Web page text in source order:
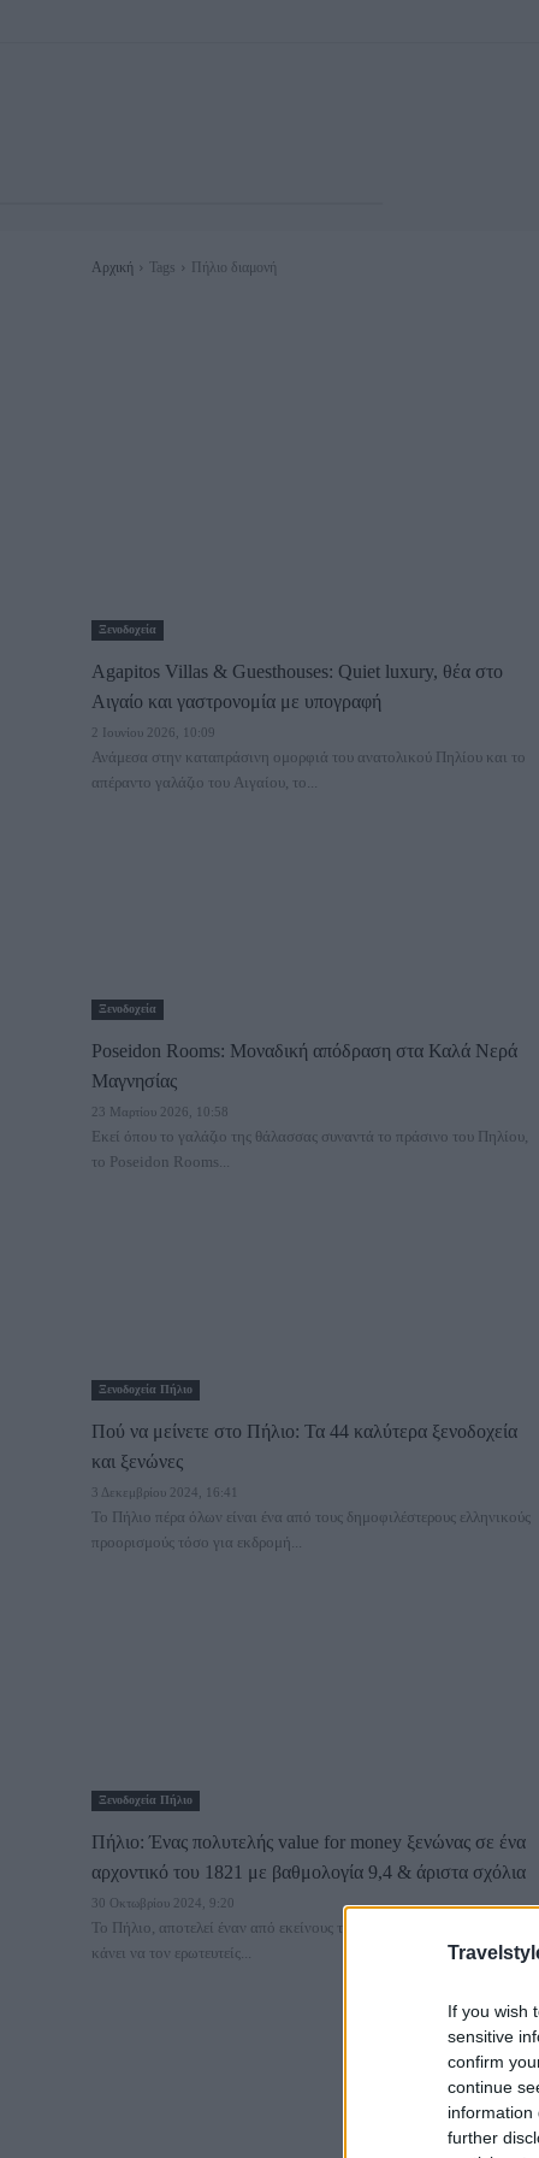
If you wish
sensitive
confirm
continue
information
further
Αρχική Tags Πήλιο διαμονή
Ξενοδοχεία
Agapitos Villas & Guesthouses: Quiet luxury, θέα στο
Αιγαίο και γαστρονομία με υπογραφή
2 Ιουνίου 2026, 10:09
Ανάμεσα στην καταπράσινη ομορφιά του ανατολικού Πηλίου και το
απέραντο γαλάζιο του Αιγαίου, το...
Ξενοδοχεία
Poseidon Rooms: Μοναδική απόδραση στα Καλά Νερά
Μαγνησίας
23 Μαρτίου 2026, 10:58
Εκεί όπου το γαλάζιο της θάλασσας συναντά το πράσινο του Πηλίου,
το Poseidon Rooms...
Ξενοδοχεία Πήλιο
Πού να μείνετε στο Πήλιο: Τα 44 καλύτερα ξενοδοχεία
και ξενώνες
3 Δεκεμβρίου 2024, 16:41
Το Πήλιο πέρα όλων είναι ένα από τους δημοφιλέστερους ελληνικούς
προορισμούς τόσο για εκδρομή...
Ξενοδοχεία Πήλιο
Πήλιο: Ένας πολυτελής value for money ξενώνας σε ένα
αρχοντικό του 1821 με βαθμολογία 9,4 & άριστα σχόλια
30 Οκτωβρίου 2024, 9:20
Το Πήλιο, αποτελεί έναν από εκείνους τους προορισμούς που θα σε
κάνει να τον ερωτευτείς...